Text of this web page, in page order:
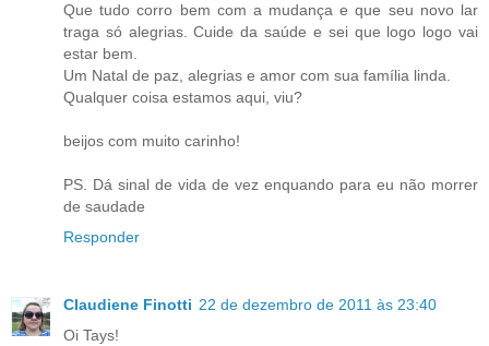
Que tudo corro bem com a mudança e que seu novo lar
traga só alegrias. Cuide da saúde e sei que logo logo vai
estar bem.
Um Natal de paz, alegrias e amor com sua família linda.
Qualquer coisa estamos aqui, viu?
beijos com muito carinho!
PS. Dá sinal de vida de vez enquando para eu não morrer
de saudade
Responder
Claudiene Finotti 22 de dezembro de 2011 às 23:40
Oi Tays!